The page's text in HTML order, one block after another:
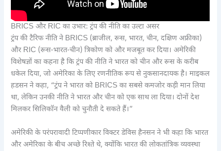
BRICS और RIC का उभार: ट्रंप की नीति का उल्टा असर
ट्रंप की टैरिफ नीति ने BRICS (ब्राजील, रूस, भारत, चीन, दक्षिण अफ्रीका)
और RIC (रूस-भारत-चीन) त्रिकोण को और मजबूत कर दिया। अमेरिकी
विशेषज्ञों का कहना है कि ट्रंप की नीति ने भारत को चीन और रूस के करीब
धकेल दिया, जो अमेरिका के लिए रणनीतिक रूप से नुकसानदायक है। माइकल
हडसन ने कहा, “ट्रंप ने भारत को BRICS का सबसे कमजोर कड़ी मान लिया
था, लेकिन उनकी नीति ने भारत और चीन को एक साथ ला दिया। दोनों देश
मिलकर सिलिकॉन वैली को चुनौती दे सकते हैं।”
अमेरिकी के परंपरावादी टिप्पणीकार विक्टर डेविस हैनसन ने भी कहा कि भारत
और अमेरिका के बीच अच्छे रिश्ते थे, क्योंकि भारत की लोकतांत्रिक व्यवस्था